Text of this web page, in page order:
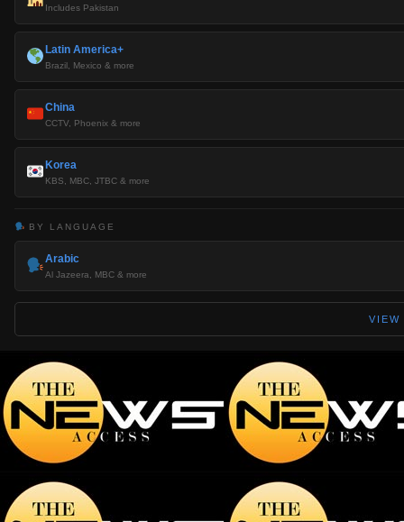
Includes Pakistan
Latin America+
Brazil, Mexico & more
China
CCTV, Phoenix & more
Korea
KBS, MBC, JTBC & more
BY LANGUAGE
Arabic
Al Jazeera, MBC & more